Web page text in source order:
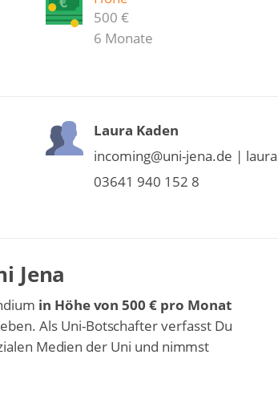
500 €
6 Monate
Laura Kaden
incoming@uni-jena.de |
03641 940 152 8
Jena
in Höhe von 500 € pro Monat
Als Uni-Botschafter verfasst Du
Medien der Uni und nimmst